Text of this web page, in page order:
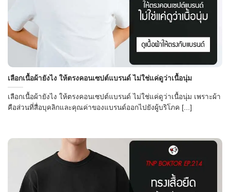
เลือกเนื้อผ้ายังไง ให้ตรงคอนเซปต์แบรนด์ ไม่ใช่แค่ดูว่าเนื้อนุ่ม
เลือกเนื้อผ้ายังไง ให้ตรงคอนเซปต์แบรนด์ ไม่ใช่แค่ดูว่าเนื้อนุ่ม เพราะผ้า
คือส่วนที่สื่อบุคลิกและคุณค่าของแบรนด์ออกไปยังผู้บริโภค [...]